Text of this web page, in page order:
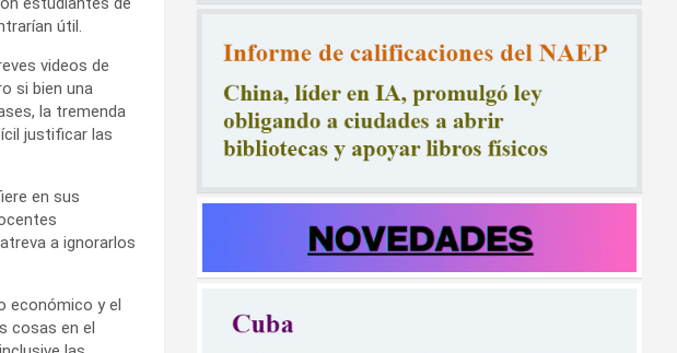
útil.
videos de
si bien una
la tremenda
justificar las
en sus
a ignorarlos
económico y el
cosas en el